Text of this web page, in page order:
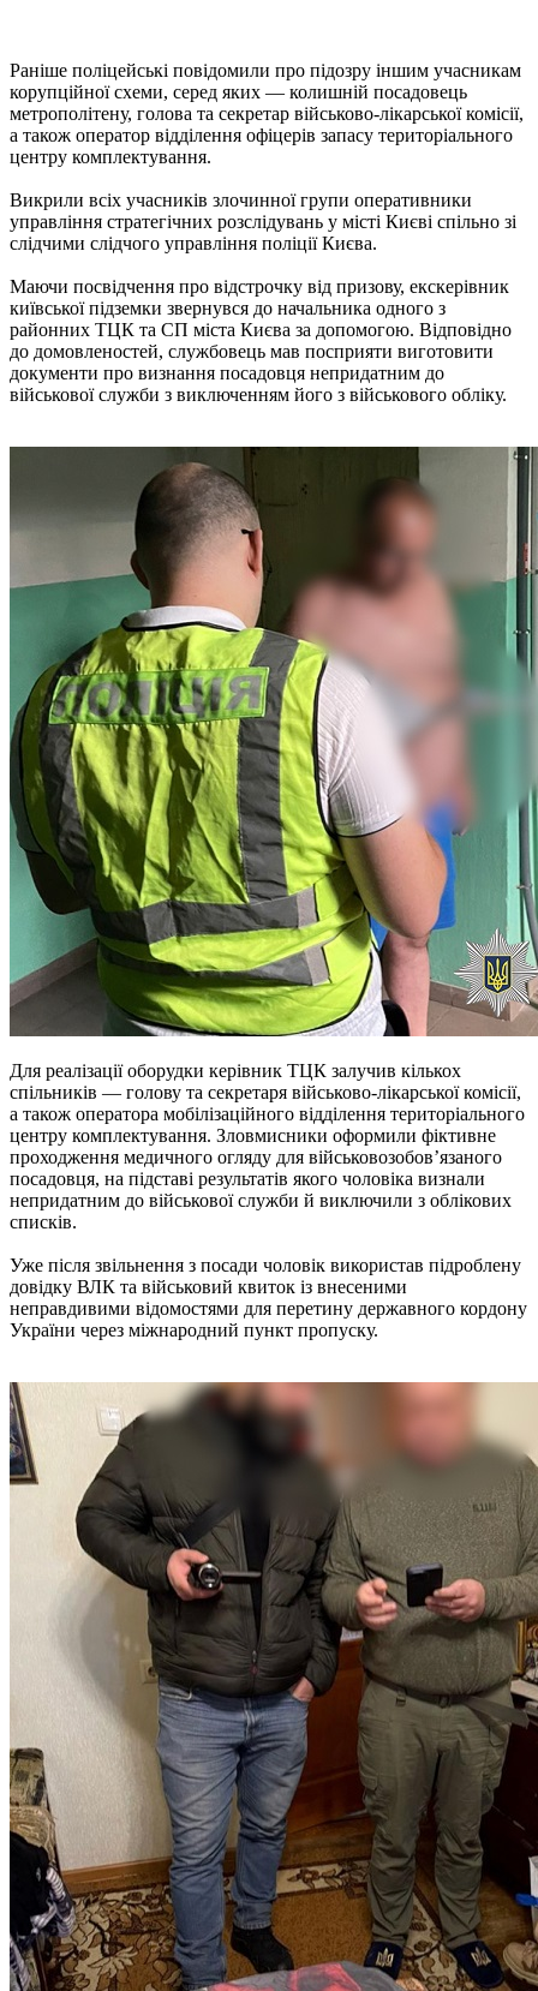
Раніше поліцейські повідомили про підозру іншим учасникам
корупційної схеми, серед яких — колишній посадовець
метрополітену, голова та секретар військово-лікарської комісії,
а також оператор відділення офіцерів запасу територіального
центру комплектування.
Викрили всіх учасників злочинної групи оперативники
управління стратегічних розслідувань у місті Києві спільно зі
слідчими слідчого управління поліції Києва.
Маючи посвідчення про відстрочку від призову, екскерівник
київської підземки звернувся до начальника одного з
районних ТЦК та СП міста Києва за допомогою. Відповідно
до домовленостей, службовець мав посприяти виготовити
документи про визнання посадовця непридатним до
військової служби з виключенням його з військового обліку.
Для реалізації оборудки керівник ТЦК залучив кількох
спільників — голову та секретаря військово-лікарської комісії,
а також оператора мобілізаційного відділення територіального
центру комплектування. Зловмисники оформили фіктивне
проходження медичного огляду для військовозобов’язаного
посадовця, на підставі результатів якого чоловіка визнали
непридатним до військової служби й виключили з облікових
списків.
Уже після звільнення з посади чоловік використав підроблену
довідку ВЛК та військовий квиток із внесеними
неправдивими відомостями для перетину державного кордону
України через міжнародний пункт пропуску.